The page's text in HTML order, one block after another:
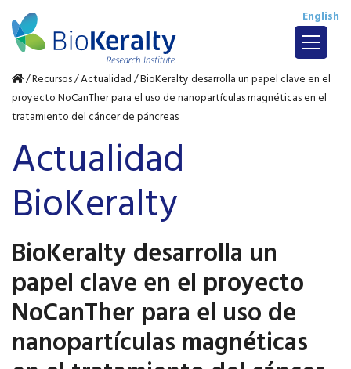
English
/ Recursos /Actualidad /BioKeralty desarrolla un papel clave en el
proyecto NoCanTher para el uso de nanopartículas magnéticas en el
tratamiento del cáncer de páncreas
Actualidad
BioKeralty
BioKeralty desarrolla un
papel clave en el proyecto
NoCanTher para el uso de
nanopartículas magnéticas